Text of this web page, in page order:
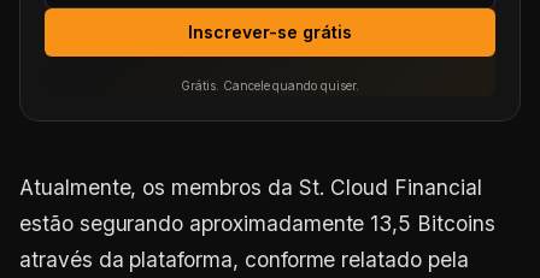
Inscrever-se grátis
Grátis. Cancele quando quiser.
Atualmente, os membros da St. Cloud Financial
estão segurando aproximadamente 13,5 Bitcoins
através da plataforma, conforme relatado pela